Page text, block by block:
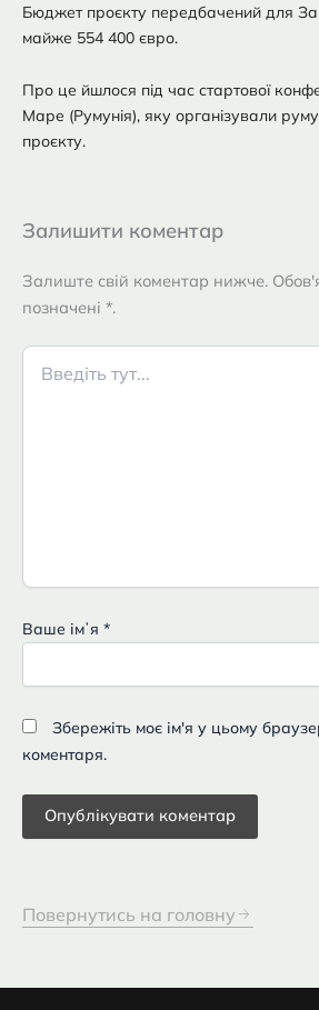
Бюджет проєкту передбачений для
майже 554 400 євро.
Про це йшлося під час стартової
Маре (Румунія), яку організували
проєкту.
Залишити коментар
Залиште свій коментар нижче.
позначені *.
Введіть
тут...
Ваше імʼя *
Збережіть моє ім'я у цьому
коментаря.
Повернутись на головну